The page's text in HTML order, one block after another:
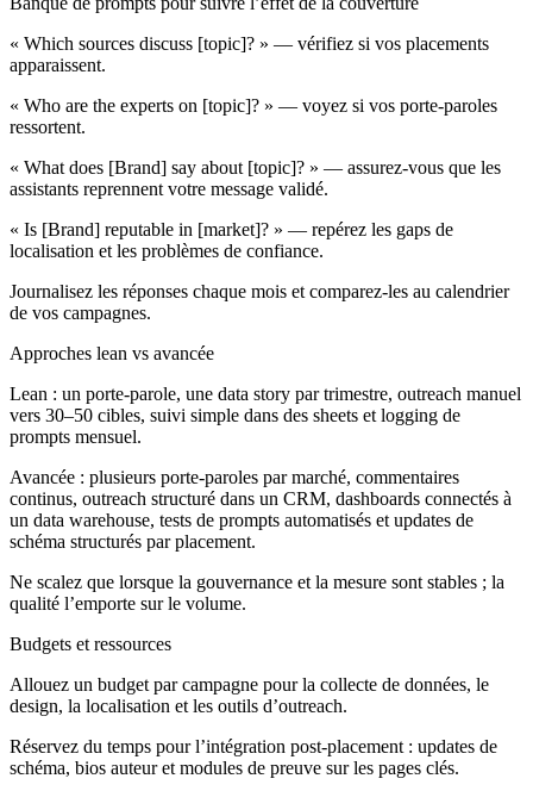
« Which sources discuss [topic]? » — vérifiez si vos placements
apparaissent.
« Who are the experts on [topic]? » — voyez si vos porte‑paroles
ressortent.
« What does [Brand] say about [topic]? » — assurez‑vous que les
assistants reprennent votre message validé.
« Is [Brand] reputable in [market]? » — repérez les gaps de
localisation et les problèmes de confiance.
Journalisez les réponses chaque mois et comparez‑les au calendrier
de vos campagnes.
Approches lean vs avancée
Lean : un porte‑parole, une data story par trimestre, outreach manuel
vers 30–50 cibles, suivi simple dans des sheets et logging de
prompts mensuel.
Avancée : plusieurs porte‑paroles par marché, commentaires
continus, outreach structuré dans un CRM, dashboards connectés à
un data warehouse, tests de prompts automatisés et updates de
schéma structurés par placement.
Ne scalez que lorsque la gouvernance et la mesure sont stables ; la
qualité l’emporte sur le volume.
Budgets et ressources
Allouez un budget par campagne pour la collecte de données, le
design, la localisation et les outils d’outreach.
Réservez du temps pour l’intégration post‑placement : updates de
schéma, bios auteur et modules de preuve sur les pages clés.